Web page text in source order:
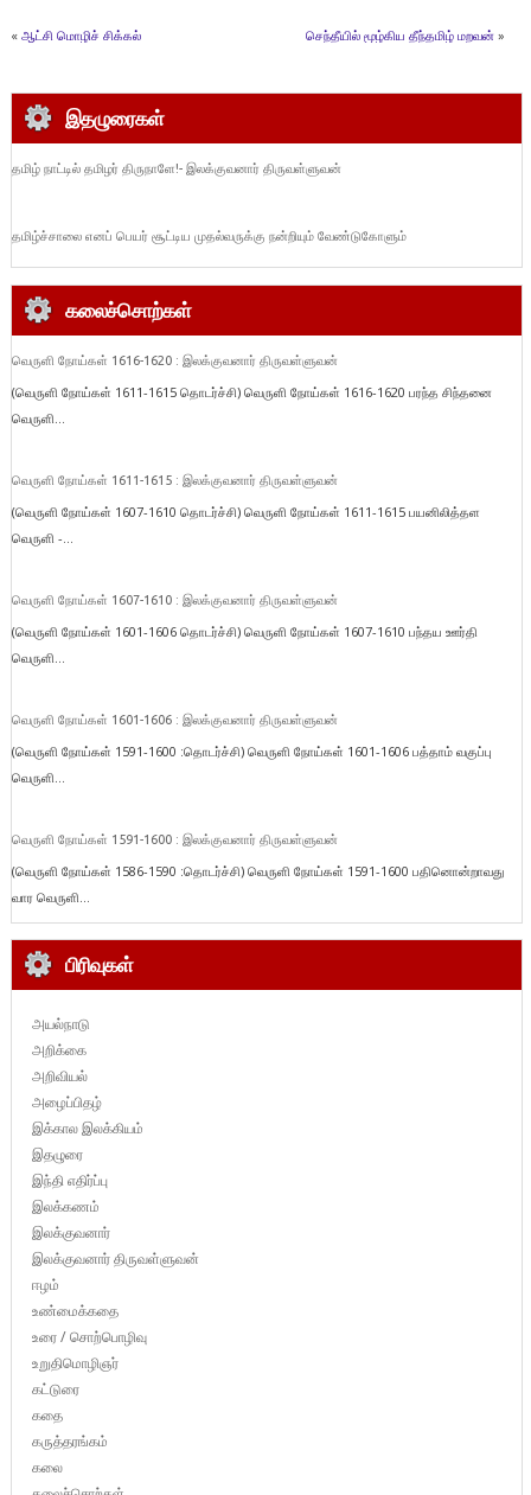
« ஆட்சி மொழிச் சிக்கல் செந்தீயில் மூழ்கிய தீந்தமிழ் மறவன் »
இதழுரைகள்
தமிழ் நாட்டில் தமிழர் திருநாளே!- இலக்குவனார் திருவள்ளுவன்
தமிழ்ச்சாலை எனப் பெயர் சூட்டிய முதல்வருக்கு நன்றியும் வேண்டுகோளும்
கலைச்சொற்கள்
வெருளி நோய்கள் 1616-1620 : இலக்குவனார் திருவள்ளுவன்
(வெருளி நோய்கள் 1611-1615 தொடர்ச்சி) வெருளி நோய்கள் 1616-1620 பரந்த சிந்தனை
வெருளி...
வெருளி நோய்கள் 1611-1615 : இலக்குவனார் திருவள்ளுவன்
(வெருளி நோய்கள் 1607-1610 தொடர்ச்சி) வெருளி நோய்கள் 1611-1615 பயனிலித்தள
வெருளி -...
வெருளி நோய்கள் 1607-1610 : இலக்குவனார் திருவள்ளுவன்
(வெருளி நோய்கள் 1601-1606 தொடர்ச்சி) வெருளி நோய்கள் 1607-1610 பந்தய ஊர்தி
வெருளி...
வெருளி நோய்கள் 1601-1606 : இலக்குவனார் திருவள்ளுவன்
(வெருளி நோய்கள் 1591-1600 :தொடர்ச்சி) வெருளி நோய்கள் 1601-1606 பத்தாம் வகுப்பு
வெருளி...
வெருளி நோய்கள் 1591-1600 : இலக்குவனார் திருவள்ளுவன்
(வெருளி நோய்கள் 1586-1590 :தொடர்ச்சி) வெருளி நோய்கள் 1591-1600 பதினொன்றாவது
வார வெருளி...
பிரிவுகள்
அயல்நாடு
அறிக்கை
அறிவியல்
அழைப்பிதழ்
இக்கால இலக்கியம்
இதழுரை
இந்தி எதிர்ப்பு
இலக்கணம்
இலக்குவனார்
இலக்குவனார் திருவள்ளுவன்
ஈழம்
உண்மைக்கதை
உரை / சொற்பொழிவு
உறுதிமொழிஞர்
கட்டுரை
கதை
கருத்தரங்கம்
கலை